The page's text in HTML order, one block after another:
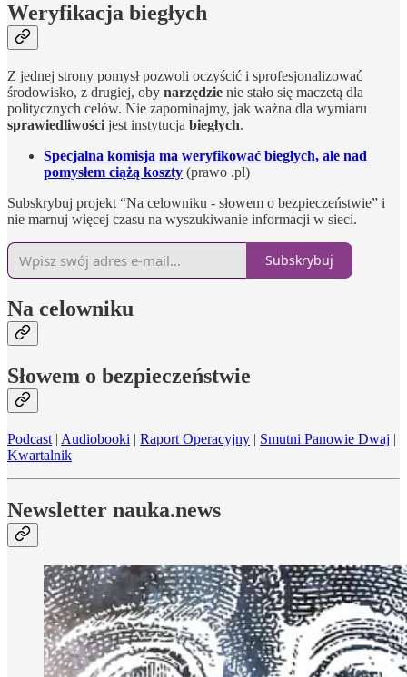
Weryfikacja biegłych
Z jednej strony pomysł pozwoli oczyścić i sprofesjonalizować
środowisko, z drugiej, oby narzędzie nie stało się maczetą dla
politycznych celów. Nie zapominajmy, jak ważna dla wymiaru
sprawiedliwości jest instytucja biegłych.
Specjalna komisja ma weryfikować biegłych, ale nad
pomysłem ciążą koszty (prawo .pl)
Subskrybuj projekt “Na celowniku - słowem o bezpieczeństwie” i
nie marnuj więcej czasu na wyszukiwanie informacji w sieci.
Subskrybuj
Na celowniku
Słowem o bezpieczeństwie
Podcast | Audiobooki | Raport Operacyjny | Smutni Panowie Dwaj |
Kwartalnik
Newsletter nauka.news